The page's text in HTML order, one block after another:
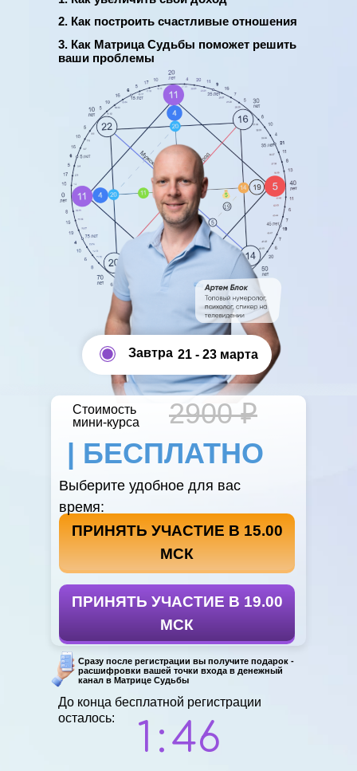
Стоимость
мини-курса
2900 ₽
| БЕСПЛАТНО
ПРИНЯТЬ УЧАСТИЕ В 19.00
ПРИНЯТЬ УЧАСТИЕ В 15.00
МСК
До конца бесплатной регистрации
осталось:
Сразу после регистрации вы получите подарок -
расшифровки вашей точки входа в денежный
канал в Матрице Судьбы
1 :45
Выберите удобное для вас
время:
21 - 23 марта
ПРИНЯТЬ УЧАСТИЕ В 19.00
ПРИНЯТЬ УЧАСТИЕ В 19.00
МСК
Завтра
2. Как построить счастливые отношения
3. Как Матрица Судьбы поможет решить
ваши проблемы